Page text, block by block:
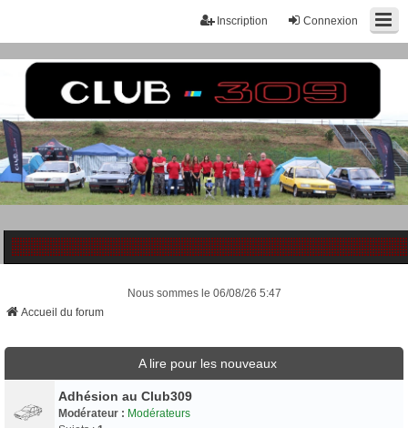
Connexion
Inscription
Nous sommes le 06/08/26 5:47
Accueil du forum
A lire pour les nouveaux
Adhésion au Club309
Modérateur : Modérateurs